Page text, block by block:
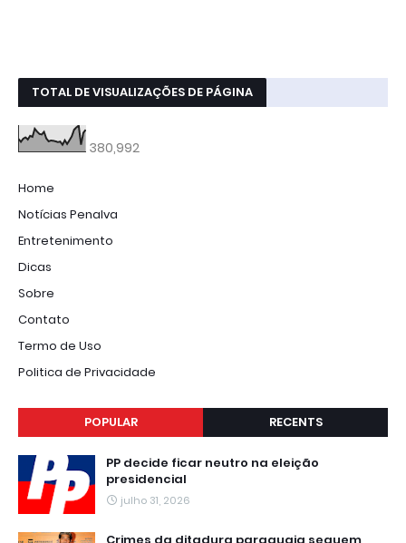
TOTAL DE VISUALIZAÇÕES DE PÁGINA
380,992
Home
Notícias Penalva
Entretenimento
Dicas
Sobre
Contato
Termo de Uso
Politica de Privacidade
POPULAR RECENTS
PP decide ficar neutro na eleição
presidencial
julho 31, 2026